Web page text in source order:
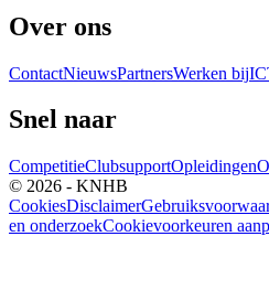
Over ons
ContactNieuwsPartnersWerken bij
Snel naar
CompetitieClubsupportOpleidingen
© 2026 - KNHB
CookiesDisclaimer
en onderzoekCookievoorkeuren